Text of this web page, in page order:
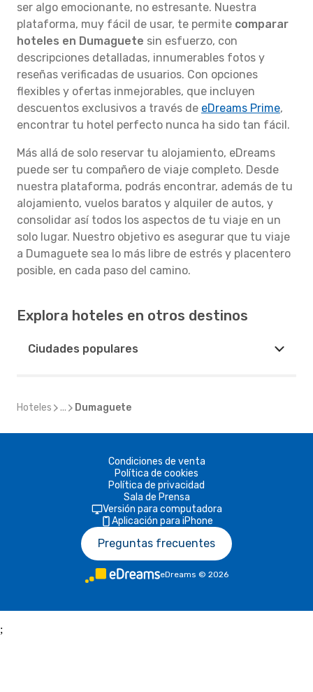
ser algo emocionante, no estresante. Nuestra
plataforma, muy fácil de usar, te permite comparar
hoteles en Dumaguete sin esfuerzo, con
descripciones detalladas, innumerables fotos y
reseñas verificadas de usuarios. Con opciones
flexibles y ofertas inmejorables, que incluyen
descuentos exclusivos a través de eDreams Prime,
encontrar tu hotel perfecto nunca ha sido tan fácil.
Más allá de solo reservar tu alojamiento, eDreams
puede ser tu compañero de viaje completo. Desde
nuestra plataforma, podrás encontrar, además de tu
alojamiento, vuelos baratos y alquiler de autos, y
consolidar así todos los aspectos de tu viaje en un
solo lugar. Nuestro objetivo es asegurar que tu viaje
a Dumaguete sea lo más libre de estrés y placentero
posible, en cada paso del camino.
Explora hoteles en otros destinos
Ciudades populares
Hoteles ... Dumaguete
Condiciones de venta
Política de cookies
Política de privacidad
Sala de Prensa
Versión para computadora
Aplicación para iPhone
Preguntas frecuentes
eDreams © 2026
;